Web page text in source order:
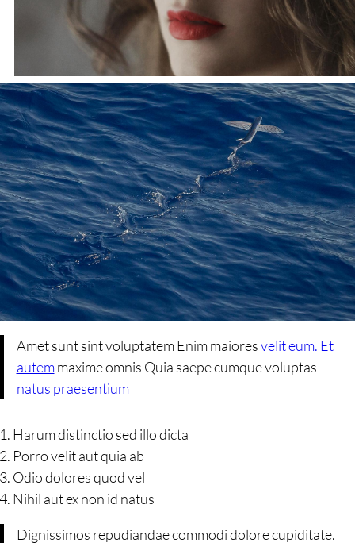
Amet sunt sint voluptatem Enim maioresvelit eum. Et
autemmaxime omnis Quia saepe cumque voluptas
natus praesentium
Harum distinctio sed illo dicta
Porro velit aut quia ab
Odio dolores quod vel
Nihil aut ex non id natus
Dignissimos repudiandae commodi dolore cupiditate.